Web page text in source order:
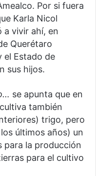
Por si fuera
Karla Nicol
a vivir ahí, en
Querétaro
el Estado de
sus hijos.
se apunta que en
también
trigo, pero
últimos años) un
para la producción
para el cultivo